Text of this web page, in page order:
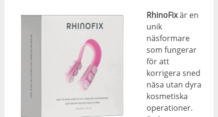
RhinoFixär en
unik
näsformare
som fungerar
för att
korrigera sned
näsa utan dyra
kosmetiska
operationer.